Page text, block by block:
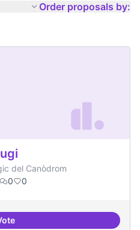
Order proposals by:
del Canòdrom
0 0
Projecte Pilot - Refugi